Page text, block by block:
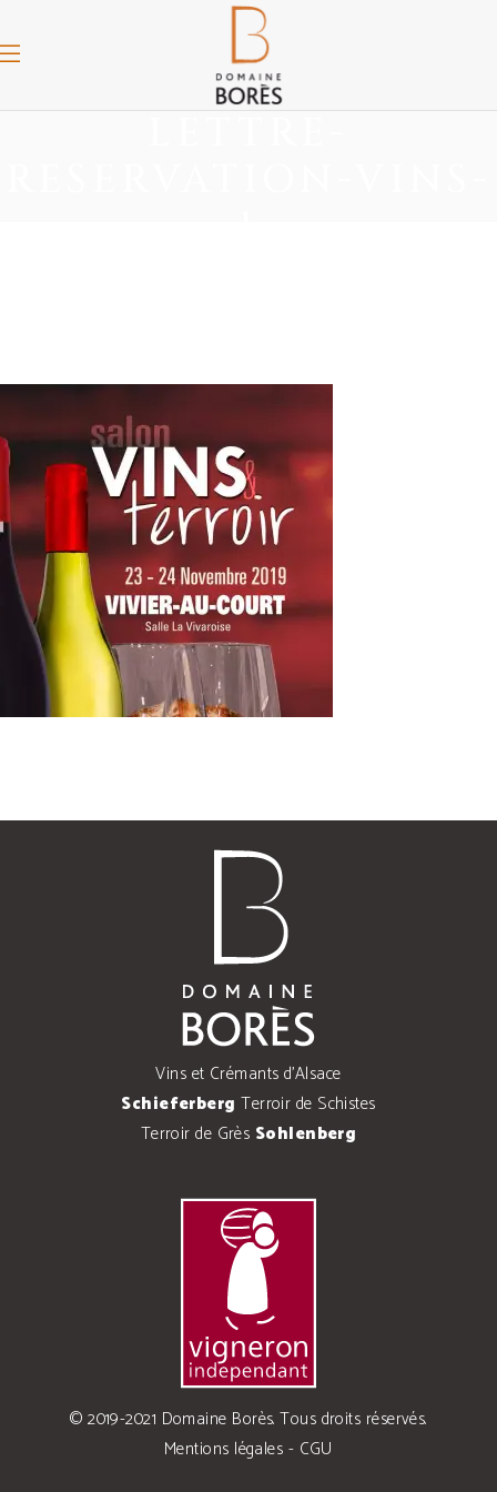
Vins et Crémants d'Alsace
Schieferberg Terroir de Schistes
Terroir de Grès Sohlenberg
© 2019-2021 Domaine Borès. Tous droits réservés.
Mentions légales - CGU